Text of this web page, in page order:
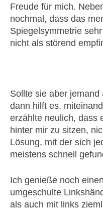
Freude für mich.
nochmal, dass das
Spiegelsymmetrie
nicht als störend
Sollte sie aber
dann hilft es,
erzählte neulich, dass
hinter mir zu sitzen,
Lösung, mit der sich
meistens schnell
Ich genieße noch
umgeschulte
als auch mit links